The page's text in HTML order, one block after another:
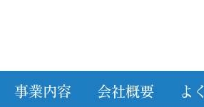
事業内容 会社概要 よ